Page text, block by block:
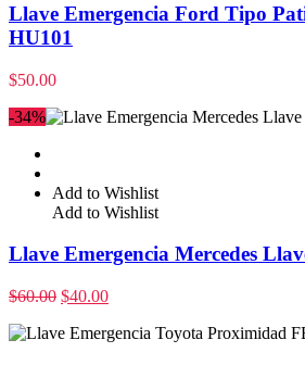
Llave Emergencia Ford Tipo
HU101
$50.00
-34%
Add to Wishlist
Add to Wishlist
Llave Emergencia Mercedes
$60.00 $40.00